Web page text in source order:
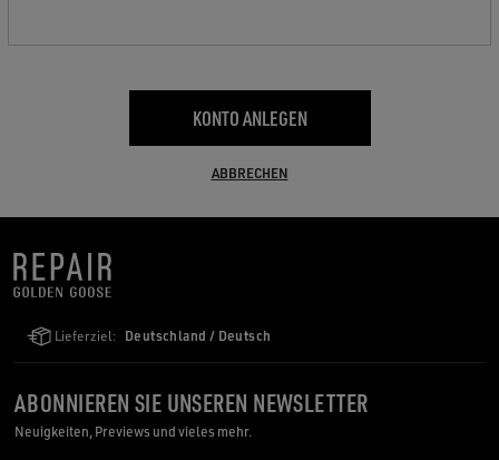
KONTO ANLEGEN
ABBRECHEN
Lieferziel: Deutschland / Deutsch
ABONNIEREN SIE UNSEREN NEWSLETTER
Neuigkeiten, Previews und vieles mehr.